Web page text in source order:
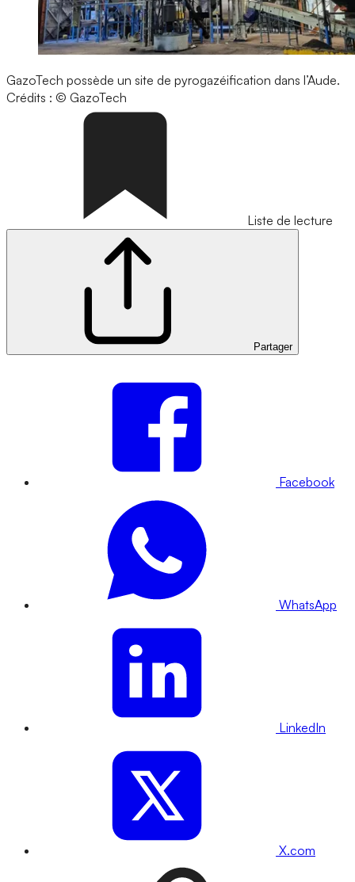
GazoTech possède un site de pyrogazéification dans l’Aude.
Crédits : © GazoTech
Liste de lecture
Partager
Facebook
WhatsApp
LinkedIn
X.com